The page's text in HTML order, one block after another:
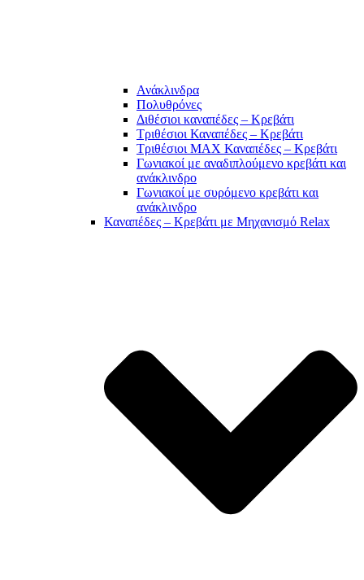
Ανάκλινδρα
Πολυθρόνες
Διθέσιοι καναπέδες – Κρεβάτι
Τριθέσιοι Καναπέδες – Κρεβάτι
Τριθέσιοι MAX Καναπέδες – Κρεβάτι
Γωνιακοί με αναδιπλούμενο κρεβάτι και
ανάκλινδρο
Γωνιακοί με συρόμενο κρεβάτι και
ανάκλινδρο
Καναπέδες – Κρεβάτι με Μηχανισμό Relax